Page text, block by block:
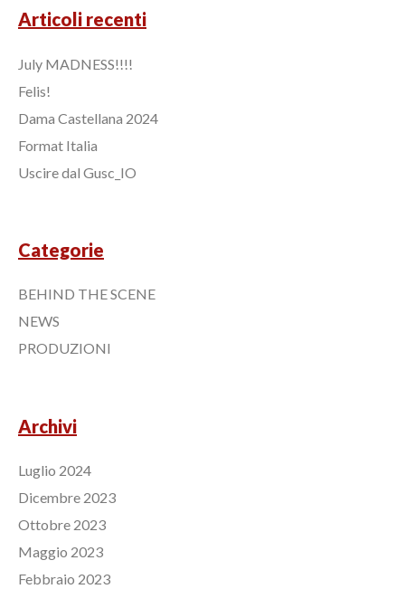
Articoli recenti
July MADNESS!!!!
Felis!
Dama Castellana 2024
Format Italia
Uscire dal Gusc_IO
Categorie
BEHIND THE SCENE
NEWS
PRODUZIONI
Archivi
Luglio 2024
Dicembre 2023
Ottobre 2023
Maggio 2023
Febbraio 2023